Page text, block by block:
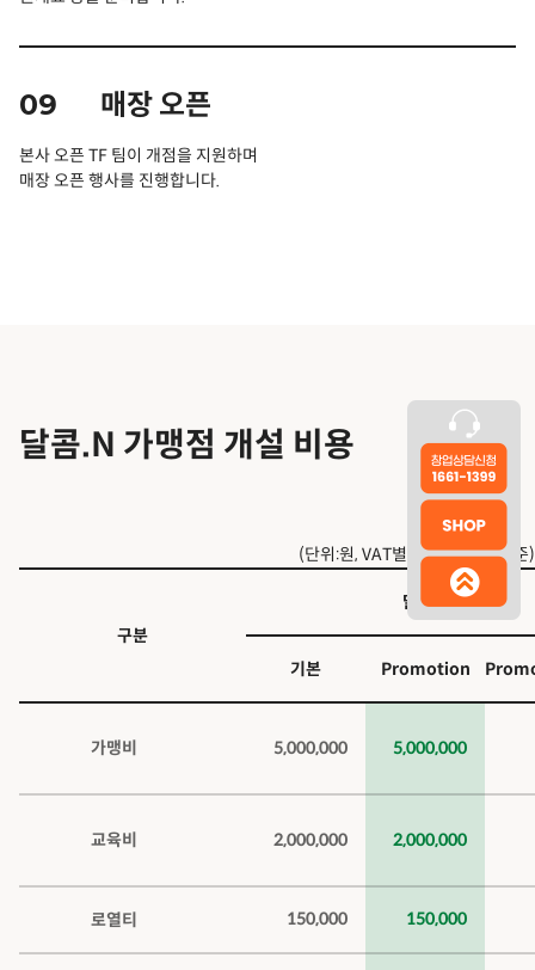
09 매장 오픈
본사 오픈 TF 팀이 개점을 지원하며
매장 오픈 행사를 진행합니다.
달콤.N 가맹점 개설 비용
(단위:원, VAT별도/전용15평 기준)
구분
달콤.N
기본 Promotion
가맹비 5,000,000 5,000,000
교육비 2,000,000 2,000,000
로열티 150,000 150,000